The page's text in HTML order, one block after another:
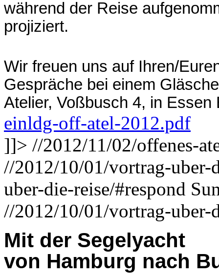
während der Reise
projiziert.
Wir freuen uns auf Ihren/
Gespräche bei einem
Atelier, Voßbusch 4, in
einldg-off-atel-2012.pdf
]]> //2012/11/02/offenes-
//2012/10/01/vortrag-uber-
uber-die-reise/#respond
//2012/10/01/vortrag-uber-
Mit der Segelyacht
von Hamburg nach